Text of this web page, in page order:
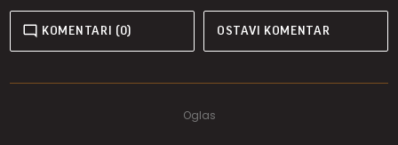
KOMENTARI (0) OSTAVI KOMENTAR